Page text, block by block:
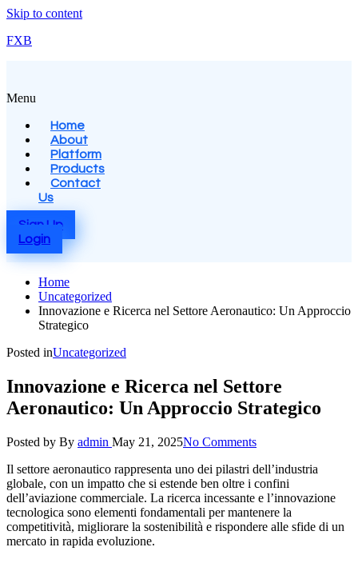
Skip to content
FXB
Menu
Home
About
Platform
Products
Contact
Us
Sign Up
Login
Home
Uncategorized
Innovazione e Ricerca nel Settore Aeronautico: Un Approccio
Strategico
Posted inUncategorized
Innovazione e Ricerca nel Settore
Aeronautico: Un Approccio Strategico
Posted by By admin May 21, 2025No Comments
Il settore aeronautico rappresenta uno dei pilastri dell’industria
globale, con un impatto che si estende ben oltre i confini
dell’aviazione commerciale. La ricerca incessante e l’innovazione
tecnologica sono elementi fondamentali per mantenere la
competitività, migliorare la sostenibilità e rispondere alle sfide di un
mercato in rapida evoluzione.